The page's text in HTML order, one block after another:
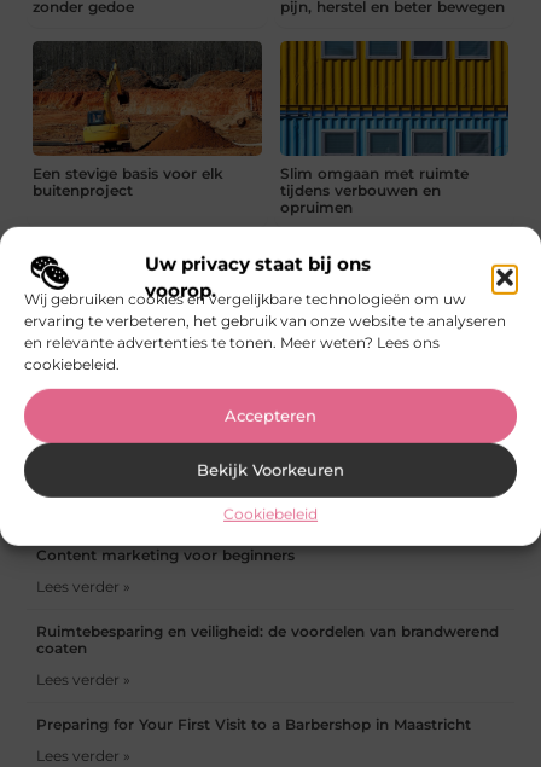
Uw privacy staat bij ons
voorop.
Wij gebruiken cookies en vergelijkbare technologieën om uw
ervaring te verbeteren, het gebruik van onze website te analyseren
en relevante advertenties te tonen. Meer weten? Lees ons
cookiebeleid.
Accepteren
Bekijk Voorkeuren
Cookiebeleid
zonder gedoe pijn, herstel en beter bewegen
Een stevige basis voor elk
buitenproject
Slim omgaan met ruimte
tijdens verbouwen en
opruimen
Van idee naar sieraad:
goudsmeden in Harderwijk
bedrijven: goede koffie op de
De meerwaarde van autoliften in een gebouw waar ook
goederenliften noodzakelijk zijn
Content marketing voor beginners
Lees verder »
Ruimtebesparing en veiligheid: de voordelen van brandwerend
coaten
Lees verder »
Preparing for Your First Visit to a Barbershop in Maastricht
Lees verder »